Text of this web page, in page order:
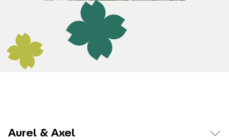
Aurel & Axel